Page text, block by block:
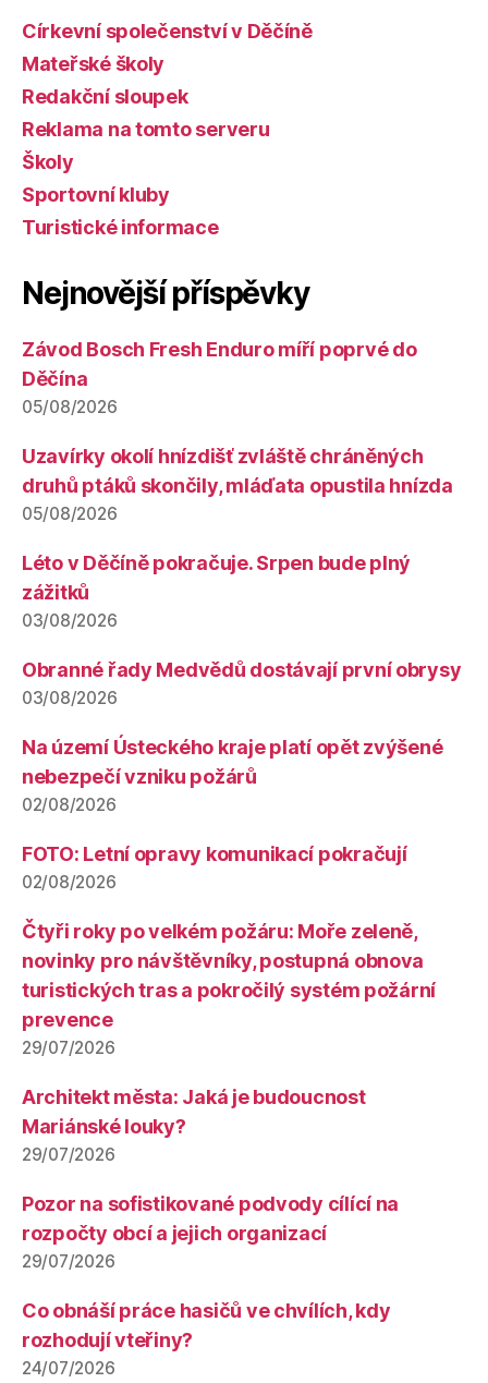
Církevní společenství v Děčíně
Mateřské školy
Redakční sloupek
Reklama na tomto serveru
Školy
Sportovní kluby
Turistické informace
Nejnovější příspěvky
Závod Bosch Fresh Enduro míří poprvé do
Děčína
05/08/2026
Uzavírky okolí hnízdišť zvláště chráněných
druhů ptáků skončily, mláďata opustila hnízda
05/08/2026
Léto v Děčíně pokračuje. Srpen bude plný
zážitků
03/08/2026
Obranné řady Medvědů dostávají první obrysy
03/08/2026
Na území Ústeckého kraje platí opět zvýšené
nebezpečí vzniku požárů
02/08/2026
FOTO: Letní opravy komunikací pokračují
02/08/2026
Čtyři roky po velkém požáru: Moře zeleně,
novinky pro návštěvníky, postupná obnova
turistických tras a pokročilý systém požární
prevence
29/07/2026
Architekt města: Jaká je budoucnost
Mariánské louky?
29/07/2026
Pozor na sofistikované podvody cílící na
rozpočty obcí a jejich organizací
29/07/2026
Co obnáší práce hasičů ve chvílích, kdy
rozhodují vteřiny?
24/07/2026